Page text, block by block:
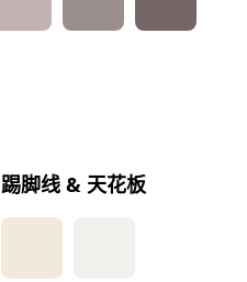
踢脚线 & 天花板